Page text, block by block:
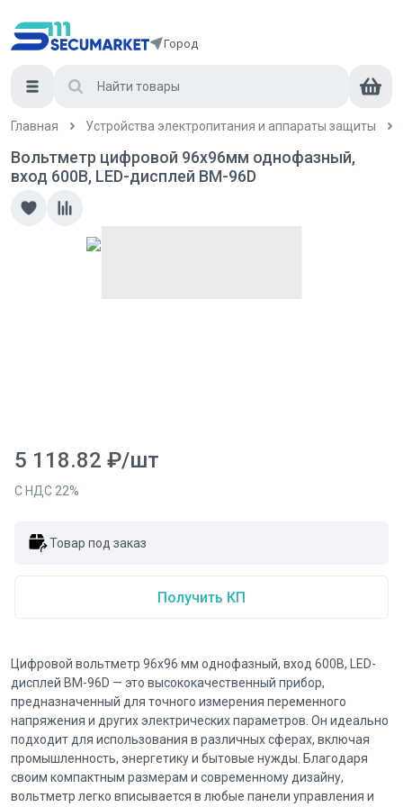
Город
Главная Устройства электропитания и аппараты защиты
Вольтметр цифровой 96x96мм однофазный,
вход 600В, LED-дисплей ВМ-96D
5 118.82 ₽/шт
С НДС 22%
Товар под заказ
Получить КП
Цифровой вольтметр 96x96 мм однофазный, вход 600В, LED-
дисплей ВМ-96D — это высококачественный прибор,
предназначенный для точного измерения переменного
напряжения и других электрических параметров. Он идеально
подходит для использования в различных сферах, включая
промышленность, энергетику и бытовые нужды. Благодаря
своим компактным размерам и современному дизайну,
вольтметр легко вписывается в любые панели управления и